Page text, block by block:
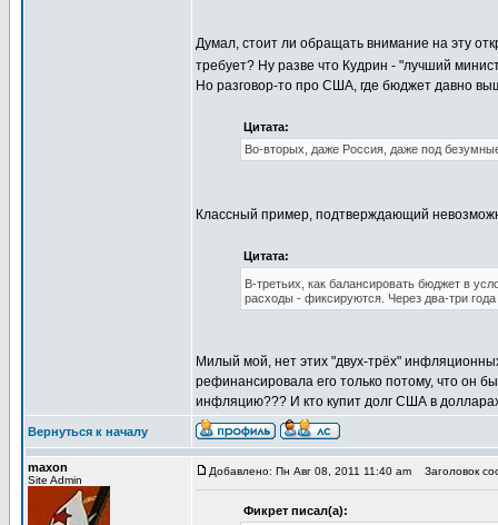
Думал, стоит ли обращать внимание на эту
требует? Ну разве что Кудрин - "лучший
Но разговор-то про США, где бюджет давно
Цитата:
Во-вторых, даже Россия, даже под
Классный пример, подтверждающий
Цитата:
В-третьих, как балансировать бюджет в
расходы - фиксируются. Через два-три
Милый мой, нет этих "двух-трёх"
рефинансировала его только потому, что он
инфляцию??? И кто купит долг США в
Вернуться к началу
maxon
Site Admin
Добавлено: Пн Авг 08, 2011 11:40 am Заголовок
Фикрет писал(а):